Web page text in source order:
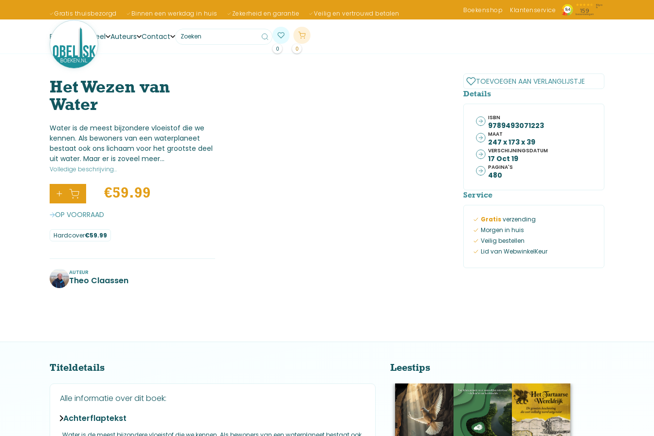
Gratis thuisbezorgd Binnen een werkdag in huis Zekerheid en garantie Veilig en vertrouwd betalen Boekenshop Klantenservice
Boeken Actueel Auteurs Contact
0 0
Het Wezen van
Water
Water is de meest bijzondere vloeistof die we
kennen. Als bewoners van een waterplaneet
bestaat ook ons lichaam voor het grootste deel
uit water. Maar er is zoveel meer...
Volledige beschrijving...
OP VOORRAAD
€59.99
Hardcover€59.99
AUTEUR
Theo Claassen
TOEVOEGEN AAN VERLANGLIJSTJE
Details
ISBN
9789493071223
MAAT
247 x 173 x 39
VERSCHIJNINGSDATUM
17 Oct 19
PAGINA'S
480
Service
Gratisverzending
Morgen in huis
Veilig bestellen
Lid van WebwinkelKeur
Titeldetails
Alle informatie over dit boek:
Achterflaptekst
Leestips